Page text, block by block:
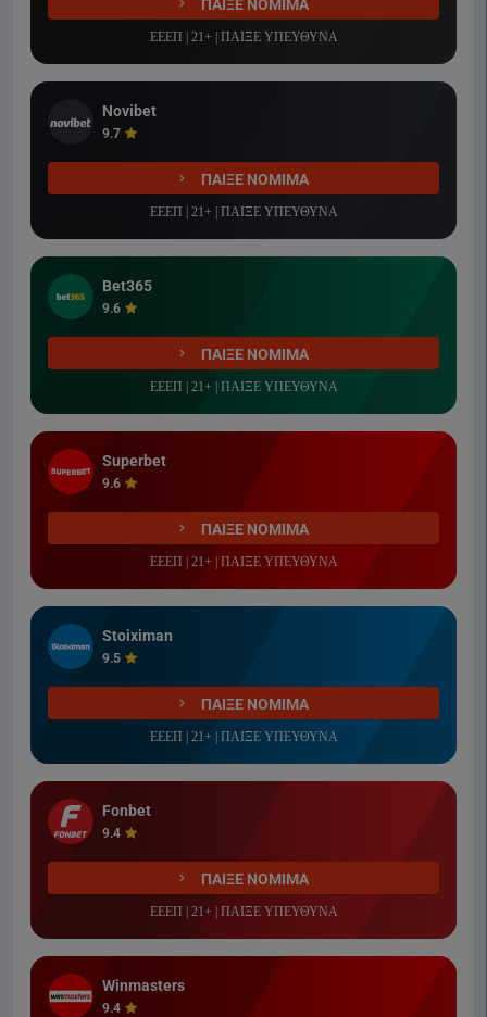
ΠΑΙΞΕ ΝΟΜΙΜΑ
ΕΕΕΠ | 21+ | ΠΑΙΞΕ ΥΠΕΥΘΥΝΑ
Novibet
9.7
ΠΑΙΞΕ ΝΟΜΙΜΑ
ΕΕΕΠ | 21+ | ΠΑΙΞΕ ΥΠΕΥΘΥΝΑ
Bet365
9.6
ΠΑΙΞΕ ΝΟΜΙΜΑ
ΕΕΕΠ | 21+ | ΠΑΙΞΕ ΥΠΕΥΘΥΝΑ
Superbet
9.6
ΠΑΙΞΕ ΝΟΜΙΜΑ
ΕΕΕΠ | 21+ | ΠΑΙΞΕ ΥΠΕΥΘΥΝΑ
Stoiximan
9.5
ΠΑΙΞΕ ΝΟΜΙΜΑ
ΕΕΕΠ | 21+ | ΠΑΙΞΕ ΥΠΕΥΘΥΝΑ
Fonbet
9.4
ΠΑΙΞΕ ΝΟΜΙΜΑ
ΕΕΕΠ | 21+ | ΠΑΙΞΕ ΥΠΕΥΘΥΝΑ
Winmasters
9.4